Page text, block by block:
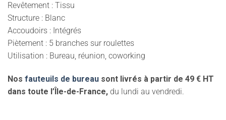
Revêtement : Tissu
Structure : Blanc
Accoudoirs : Intégrés
Piètement : 5 branches sur roulettes
Utilisation : Bureau, réunion, coworking
Nos fauteuils de bureau sont livrés à partir de 49 € HT
dans toute l’Île-de-France, du lundi au vendredi.